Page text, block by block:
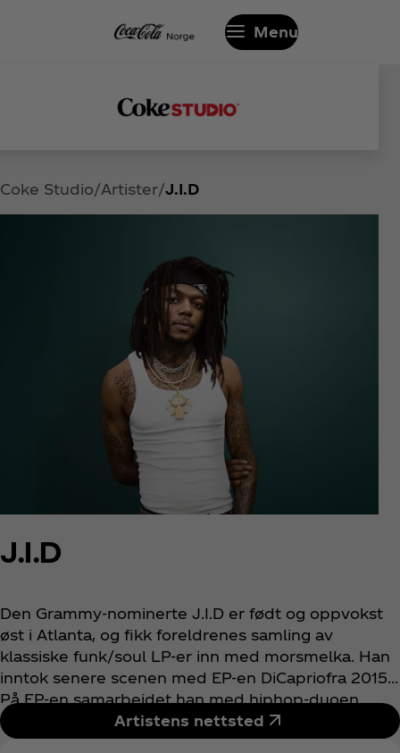
Menu
Coke Studio Artister J.I.D
J.I.D
Den Grammy-nominerte J.I.D er født og oppvokst
øst i Atlanta, og fikk foreldrenes samling av
klassiske funk/soul LP-er inn med morsmelka. Han
inntok senere scenen med EP-en DiCapriofra 2015.
På EP-en samarbeidet han med hiphop-duoen
EARTHGANG, som han tidligere hadde blitt med på
turné i 2014. Her ble han oppdaget av J.Cole, og
Artistens nettsted